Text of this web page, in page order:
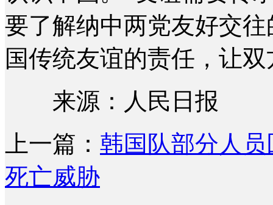
要了解纳中两党友好交
国传统友谊的责任，让
来源：人民日报
上一篇： 韩国队部分人
死亡威胁